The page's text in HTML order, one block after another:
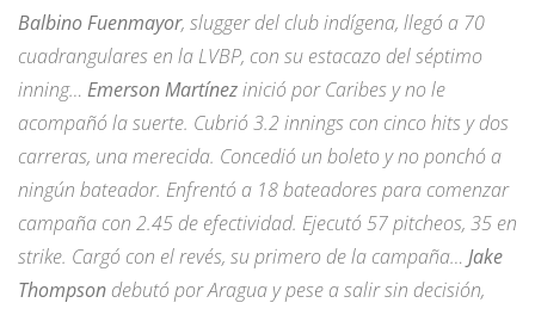
Balbino Fuenmayor, slugger del club indígena, llegó a 70
cuadrangulares en la LVBP, con su estacazo del séptimo
inning… Emerson Martínezinició por Caribes y no le
acompañó la suerte. Cubrió 3.2 innings con cinco hits y dos
carreras, una merecida. Concedió un boleto y no ponchó a
ningún bateador. Enfrentó a 18 bateadores para comenzar
campaña con 2.45 de efectividad. Ejecutó 57 pitcheos, 35 en
strike. Cargó con el revés, su primero de la campaña… Jake
Thompson debutó por Aragua y pese a salir sin decisión,